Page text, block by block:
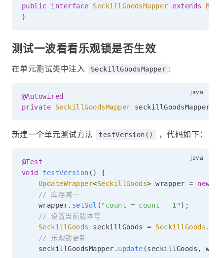
public
interface SeckillGoodsMapper extends
}
测试一波看看乐观锁是否生效
在单元测试类中注入 SeckillGoodsMapper :
@Autowired
private
SeckillGoodsMapper seckillGoodsMapper
新建一个单元测试方法 testVersion() ，代码如下：
@Test
void
testVersion ( )
{
UpdateWrapper<SeckillGoods> wrapper = new
// 库存减一
    wrapper
. setSql ( "count = count - 1" ) ;
// 设置当前版本号
SeckillGoods
seckillGoods = SeckillGoods .
// 乐观锁更新
    seckillGoodsMapper
. update (seckillGoods ,